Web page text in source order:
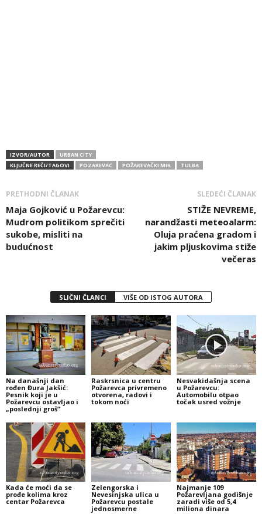
IZVOR/AUTOR
URBAN CITY
KLJUČNE REČI/TAGOVI
POZAREVAC POŽAREVAČKI MIR TULBA
PRETHODNI ČLANAK
Maja Gojković u Požarevcu:
Mudrom politikom sprečiti
sukobe, misliti na
budućnost
SLEDEĆI ČLANAK
STIŽE NEVREME,
narandžasti meteoalarm:
Oluja praćena gradom i
jakim pljuskovima stiže
večeras
SLIČNI ČLANCI VIŠE OD ISTOG AUTORA
Na današnji dan
rođen Đura Jakšić:
Pesnik koji je u
Požarevcu ostavljao i
„poslednji groš“
Raskrsnica u centru
Požarevca privremeno
otvorena, radovi i
tokom noći
Nesvakidašnja scena
u Požarevcu:
Automobilu otpao
točak usred vožnje
Kada će moći da se
prođe kolima kroz
centar Požarevca
Zelengorska i
Nevesinjska ulica u
Požarevcu postale
jednosmerne
Najmanje 109
Požarevljana godišnje
zaradi više od 5,4
miliona dinara